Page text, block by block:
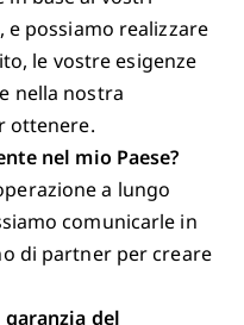
possiamo realizzare
le vostre esigenze
nella nostra
ottenere.
nel mio Paese?
a lungo
comunicarle in
di partner per creare
del